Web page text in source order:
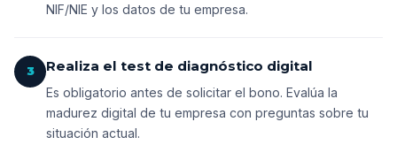
NIF/NIE y los datos de tu empresa.
3 Realiza el test de diagnóstico digital
Es obligatorio antes de solicitar el bono. Evalúa la
madurez digital de tu empresa con preguntas sobre tu
situación actual.